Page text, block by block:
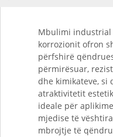
Mbulimi
korrozionit ofron
përfshirë
përmirësuar,
dhe kimikateve, si
atraktivitetit
ideale për
mjedise të
mbrojtje të